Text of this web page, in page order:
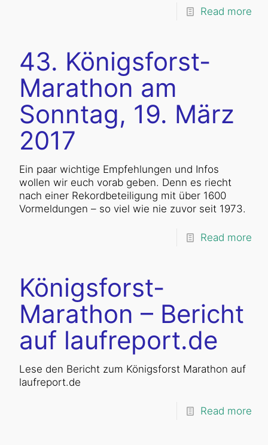
Read more
43. Königsforst-
Marathon am
Sonntag, 19. März
2017
Ein paar wichtige Empfehlungen und Infos
wollen wir euch vorab geben. Denn es riecht
nach einer Rekordbeteiligung mit über 1600
Vormeldungen – so viel wie nie zuvor seit 1973.
Read more
Königsforst-
Marathon – Bericht
auf laufreport.de
Lese den Bericht zum Königsforst Marathon auf
laufreport.de
Read more